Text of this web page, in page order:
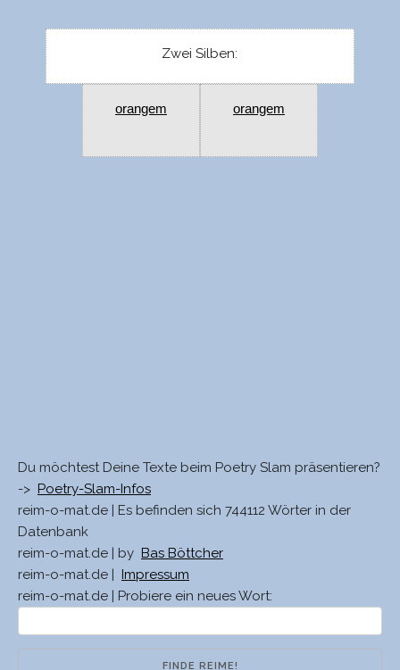
Zwei Silben:
orangem orangem
Du möchtest Deine Texte beim Poetry Slam präsentieren?
-> Poetry-Slam-Infos
reim-o-mat.de | Es befinden sich 744112 Wörter in der
Datenbank
reim-o-mat.de | by Bas Böttcher
reim-o-mat.de |
Impressum
reim-o-mat.de | Probiere ein neues Wort: